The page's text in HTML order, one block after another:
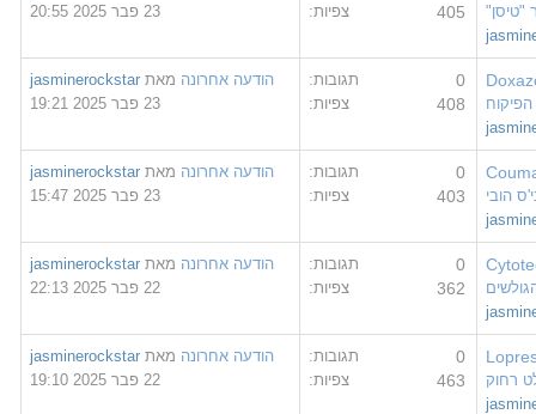
צפיות: 405
תגובות: 0
צפיות: 408
הודעה אחרונהמאתjasminerockstar
תגובות: 0
צפיות: 403
הודעה אחרונהמאתjasminerockstar
תגובות: 0
צפיות: 362
הודעה אחרונהמאתjasminerockstar
תגובות: 0
צפיות: 463
הודעה אחרונהמאתjasminerockstar